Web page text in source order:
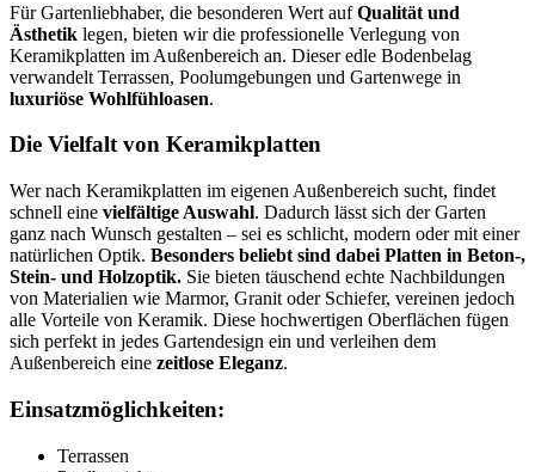
Für Gartenliebhaber, die besonderen Wert aufQualität und
Ästhetik legen, bieten wir die professionelle Verlegung von
Keramikplatten im Außenbereich an. Dieser edle Bodenbelag
verwandelt Terrassen, Poolumgebungen und Gartenwege in
luxuriöse Wohlfühloasen.
Die Vielfalt von Keramikplatten
Wer nach Keramikplatten im eigenen Außenbereich sucht, findet
schnell eine vielfältige Auswahl. Dadurch lässt sich der Garten
ganz nach Wunsch gestalten – sei es schlicht, modern oder mit einer
natürlichen Optik. Besonders beliebt sind dabei Platten in Beton-,
Stein- und Holzoptik. Sie bieten täuschend echte Nachbildungen
von Materialien wie Marmor, Granit oder Schiefer, vereinen jedoch
alle Vorteile von Keramik. Diese hochwertigen Oberflächen fügen
sich perfekt in jedes Gartendesign ein und verleihen dem
Außenbereich eine zeitlose Eleganz.
Einsatzmöglichkeiten:
Terrassen